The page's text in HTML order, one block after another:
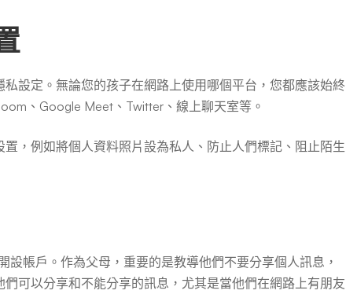
設定。無論您的孩子在網路上使用哪個平台，您都應該始終
、Google Meet、Twitter、線上聊天室等。
，例如將個人資料照片設為私人、防止人們標記、阻止陌生
帳戶。作為父母，重要的是教導他們不要分享個人訊息，
可以分享和不能分享的訊息，尤其是當他們在網路上有朋友